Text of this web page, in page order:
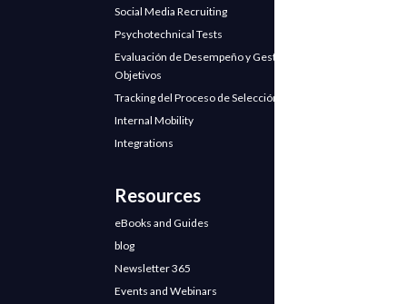
Social Media Recruiting
Psychotechnical Tests
Evaluación de Desempeño y Gestión de
Objetivos
Tracking del Proceso de Selección
Internal Mobility
Integrations
Resources
eBooks and Guides
blog
Newsletter 365
Events and Webinars